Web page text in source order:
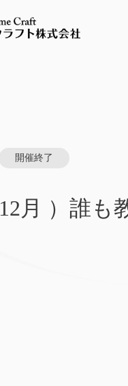
開催終了
12月 ）誰も